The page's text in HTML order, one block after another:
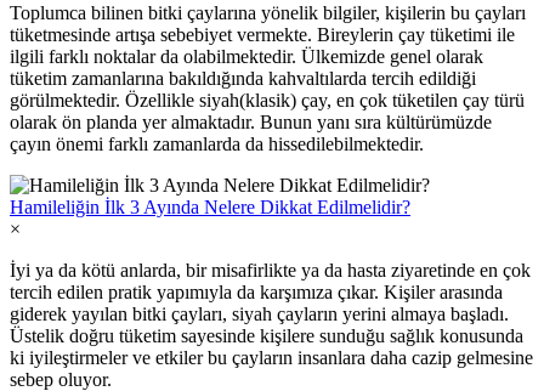
Toplumca bilinen bitki çaylarına yönelik bilgiler, kişilerin bu çayları
tüketmesinde artışa sebebiyet vermekte. Bireylerin çay tüketimi ile
ilgili farklı noktalar da olabilmektedir. Ülkemizde genel olarak
tüketim zamanlarına bakıldığında kahvaltılarda tercih edildiği
görülmektedir. Özellikle siyah(klasik) çay, en çok tüketilen çay türü
olarak ön planda yer almaktadır. Bunun yanı sıra kültürümüzde
çayın önemi farklı zamanlarda da hissedilebilmektedir.
Hamileliğin İlk 3 Ayında Nelere Dikkat Edilmelidir?
×
İyi ya da kötü anlarda, bir misafirlikte ya da hasta ziyaretinde en çok
tercih edilen pratik yapımıyla da karşımıza çıkar. Kişiler arasında
giderek yayılan bitki çayları, siyah çayların yerini almaya başladı.
Üstelik doğru tüketim sayesinde kişilere sunduğu sağlık konusunda
ki iyileştirmeler ve etkiler bu çayların insanlara daha cazip gelmesine
sebep oluyor.